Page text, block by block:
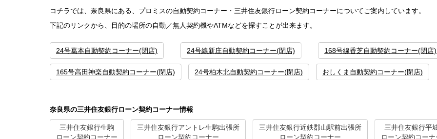
コチラでは、奈良県にある、プロミスの自動契約コーナー・三井住友銀行ローン契約コーナーについてご案内しています。
下記のリンクから、目的の場所の自動／無人契約機やATMなどを探すことが出来ます。
24号葛本自動契約コーナー(閉店) 24号線新庄自動契約コーナー(閉店) 168号線香芝自動契約コーナー(閉店)
165号高田神楽自動契約コーナー(閉店) 24号柏木北自動契約コーナー(閉店) おしくま自動契約コーナー(閉店)
奈良県の三井住友銀行ローン契約コーナー情報
三井住友銀行生駒
ローン契約コーナー
三井住友銀行アントレ生駒出張所
ローン契約コーナー
三井住友銀行近鉄郡山駅前出張所
ローン契約コーナー
三井住友銀行平
ローン契約コーナ